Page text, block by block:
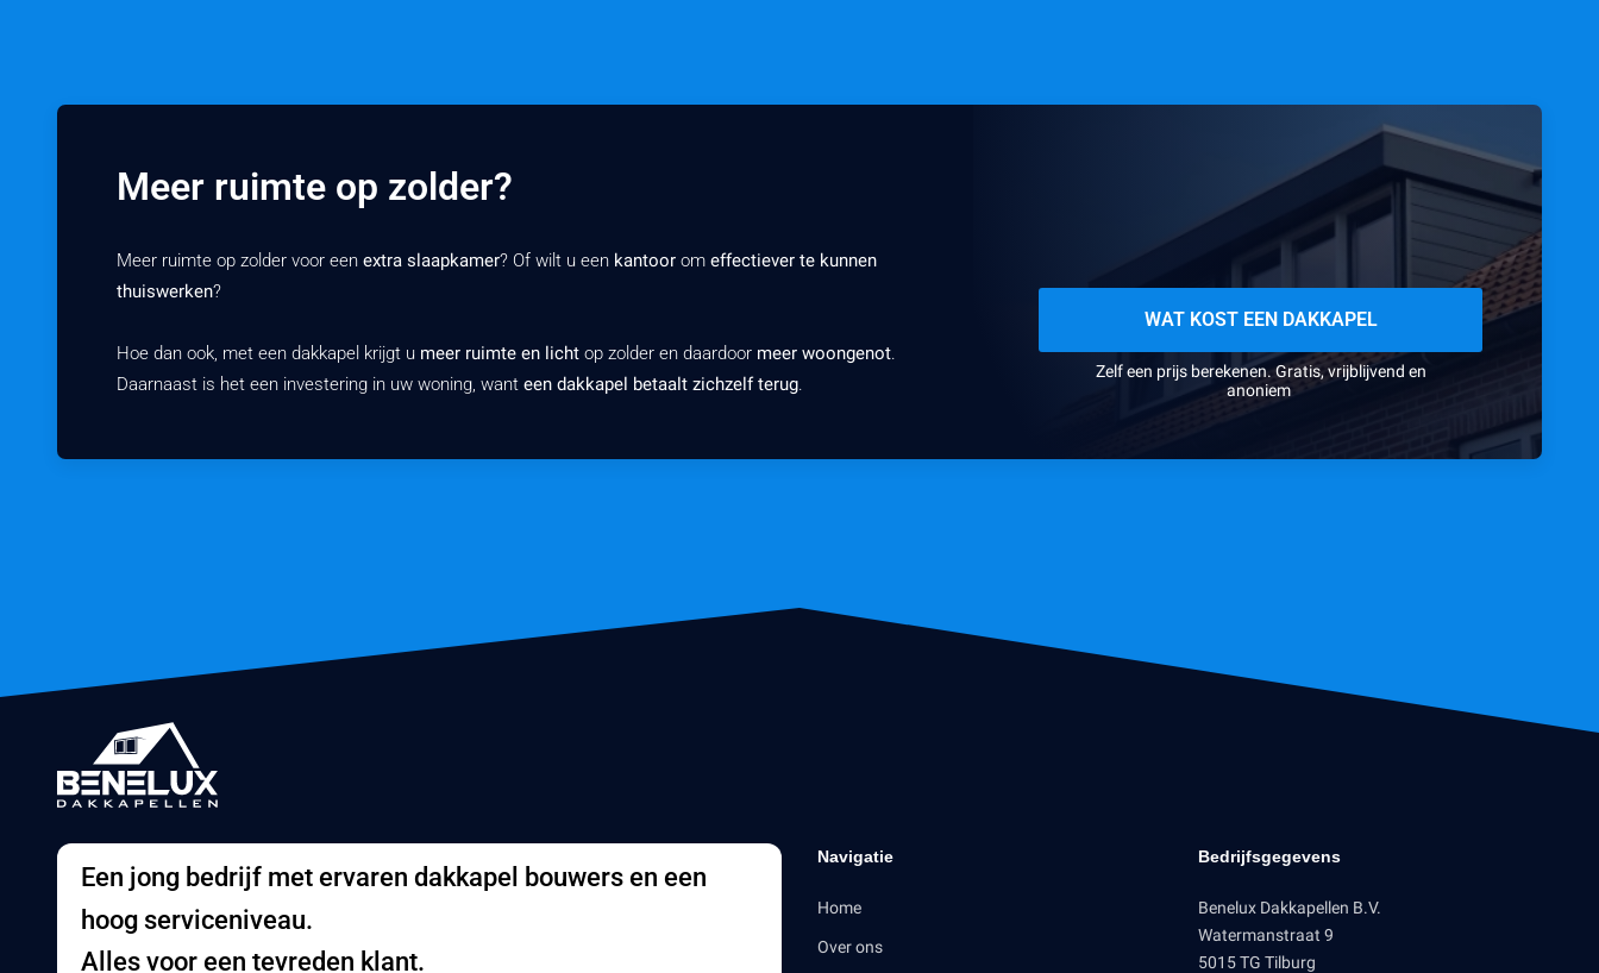
Meer ruimte op zolder?
Meer ruimte op zolder voor een extra slaapkamer? Of wilt u een kantoor om effectiever te kunnen
thuiswerken?
Hoe dan ook, met een dakkapel krijgt u meer ruimte en licht op zolder en daardoor meer woongenot.
Daarnaast is het een investering in uw woning, want een dakkapel betaalt zichzelf terug.
WAT KOST EEN DAKKAPEL
Zelf een prijs berekenen. Gratis, vrijblijvend en
anoniem
Een jong bedrijf met ervaren dakkapel bouwers en een
hoog serviceniveau.
Alles voor een tevreden klant.
Navigatie
Home
Over ons
Bedrijfsgegevens
Benelux Dakkapellen B.V.
Watermanstraat 9
5015 TG Tilburg